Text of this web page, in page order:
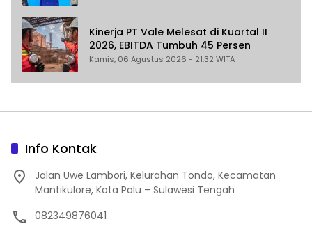
Kinerja PT Vale Melesat di Kuartal II
2026, EBITDA Tumbuh 45 Persen
Kamis, 06 Agustus 2026 - 21:32 WITA
Info Kontak
Jalan Uwe Lambori, Kelurahan Tondo, Kecamatan
Mantikulore, Kota Palu – Sulawesi Tengah
082349876041